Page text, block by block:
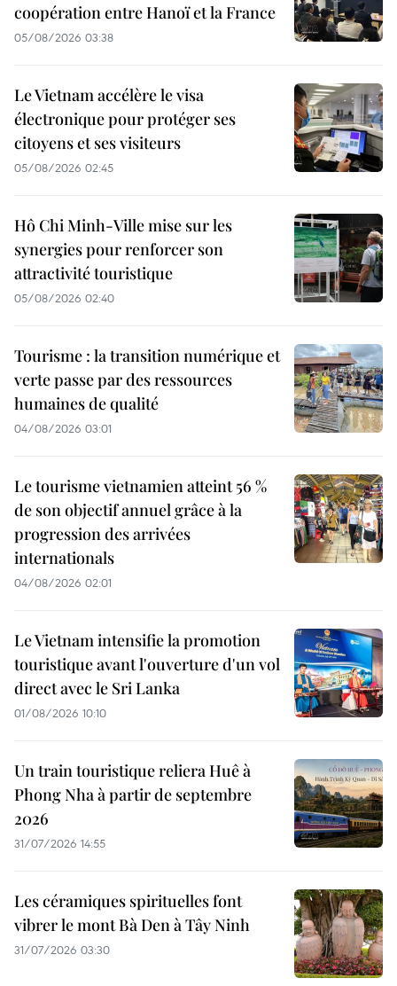
coopération entre Hanoï et la France
05/08/2026 03:38
Le Vietnam accélère le visa
électronique pour protéger ses
citoyens et ses visiteurs
05/08/2026 02:45
Hô Chi Minh-Ville mise sur les
synergies pour renforcer son
attractivité touristique
05/08/2026 02:40
Tourisme : la transition numérique et
verte passe par des ressources
humaines de qualité
04/08/2026 03:01
Le tourisme vietnamien atteint 56 %
de son objectif annuel grâce à la
progression des arrivées
internationals
04/08/2026 02:01
Le Vietnam intensifie la promotion
touristique avant l'ouverture d'un vol
direct avec le Sri Lanka
01/08/2026 10:10
Un train touristique reliera Huê à
Phong Nha à partir de septembre
2026
31/07/2026 14:55
Les céramiques spirituelles font
vibrer le mont Bà Den à Tây Ninh
31/07/2026 03:30